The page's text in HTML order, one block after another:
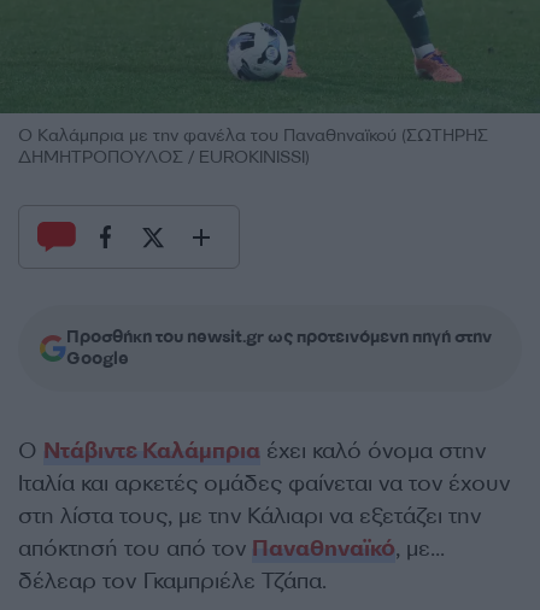
Ο Καλάμπρια με την φανέλα του Παναθηναϊκού (ΣΩΤΗΡΗΣ
ΔΗΜΗΤΡΟΠΟΥΛΟΣ / EUROKINISSI)
Προσθήκη του newsit.gr ως προτεινόμενη πηγή στην
Google
Ο Ντάβιντε Καλάμπρια έχει καλό όνομα στην
Ιταλία και αρκετές ομάδες φαίνεται να τον έχουν
στη λίστα τους, με την Κάλιαρι να εξετάζει την
απόκτησή του από τον Παναθηναϊκό, με…
δέλεαρ τον Γκαμπριέλε Τζάπα.